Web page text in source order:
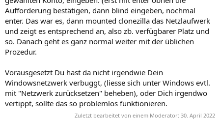
Aufforderung bestätigen, dann blind eingeben, nochmal
enter. Das war es, dann mounted clonezilla das Netzlaufwerk
und zeigt es entsprechend an, also zb. verfügbarer Platz und
so. Danach geht es ganz normal weiter mit der üblichen
Prozedur.
Vorausgesetzt Du hast da nicht irgendwie Dein
Windowsnetzwerk verbuggt, (liesse sich unter Windows evtl.
mit "Netzwerk zurücksetzen" beheben), oder Dich irgendwo
vertippt, sollte das so problemlos funktionieren.
Zuletzt bearbeitet von einem Moderator: 30. April 2022